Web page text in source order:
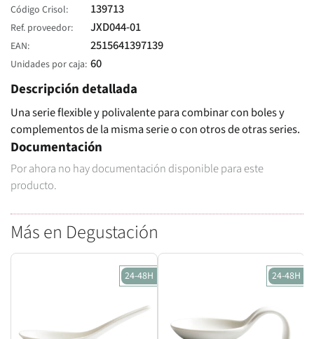
Código Crisol 139713
Ref. proveedor JXD044-01
EAN 2515641397139
Unidades por caja 60
Descripción detallada
Una serie flexible y polivalente para combinar con boles y
complementos de la misma serie o con otros de otras series.
Documentación
Por ahora no hay documentación disponible para este
producto.
Más en Degustación
24-48H 24-48H